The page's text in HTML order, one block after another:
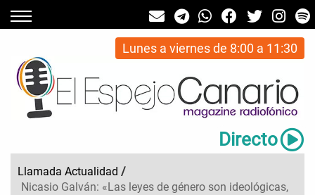
Lunes a viernes de 8:00 a 11:30
Directo
Llamada Actualidad /
Nicasio Galván: «Las leyes de género son ideológicas,